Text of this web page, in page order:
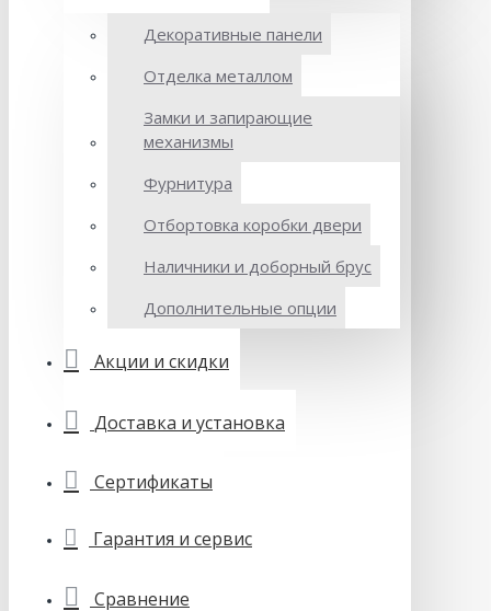
Декоративные панели
Отделка металлом
Замки и запирающие
механизмы
Фурнитура
Отбортовка коробки двери
Наличники и доборный брус
Дополнительные опции
Акции и скидки
Доставка и установка
Сертификаты
Гарантия и сервис
Сравнение